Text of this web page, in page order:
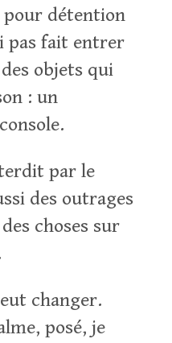
pour détention
pas fait entrer
des objets qui
: un
par le
des outrages
choses sur
changer.
posé, je